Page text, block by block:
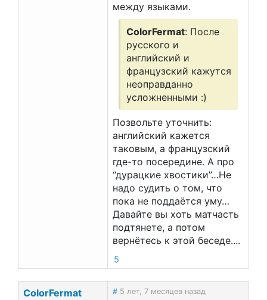
между языками.
ColorFermat: После
русского и
английский и
французский кажутся
неоправданно
усложненными :)
Позвольте уточнить:
английский кажется
таковым, а французский
где-то посередине. А про
“дурацкие хвостики”…Не
надо судить о том, что
пока не поддаётся уму…
Давайте вы хоть матчасть
подтянете, а потом
вернётесь к этой беседе....
5
ColorFermat # 5 лет, 7 месяцев назад